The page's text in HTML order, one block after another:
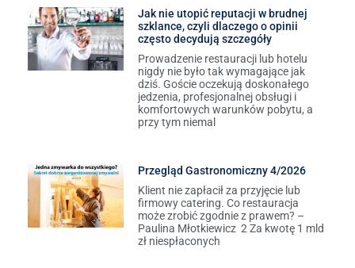
Jak nie utopić reputacji w brudnej
szklance, czyli dlaczego o opinii
często decydują szczegóły
Prowadzenie restauracji lub hotelu
nigdy nie było tak wymagające jak
dziś. Goście oczekują doskonałego
jedzenia, profesjonalnej obsługi i
komfortowych warunków pobytu, a
przy tym niemal
Przegląd Gastronomiczny 4/2026
Klient nie zapłacił za przyjęcie lub
firmowy catering. Co restauracja
może zrobić zgodnie z prawem? –
Paulina Młotkiewicz 2 Za kwotę 1 mld
zł niespłaconych